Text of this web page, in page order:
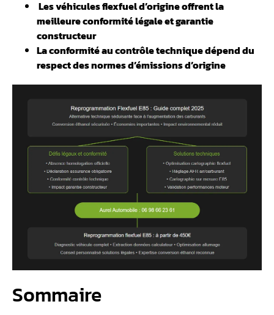
️ Les véhicules flexfuel d’origine offrent la
meilleure conformité légale et garantie
constructeur
La conformité au contrôle technique dépend du
respect des normes d’émissions d’origine
Sommaire